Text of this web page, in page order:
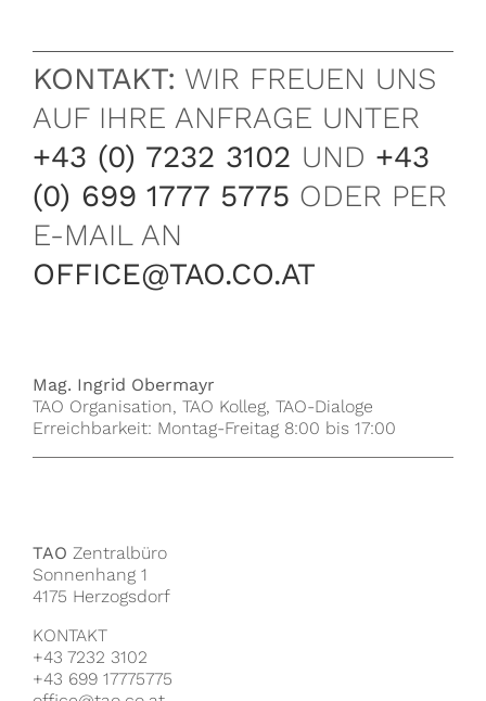
KONTAKT: WIR FREUEN UNS
AUF IHRE ANFRAGE UNTER
+43 (0) 7232 3102 UND +43
(0) 699 1777 5775 ODER PER
E-MAIL AN
OFFICE@TAO.CO.AT
Mag. Ingrid Obermayr
TAO Organisation, TAO Kolleg, TAO-Dialoge
Erreichbarkeit: Montag-Freitag 8:00 bis 17:00
TAO Zentralbüro
Sonnenhang 1
4175 Herzogsdorf
KONTAKT
+43 7232 3102
+43 699 17775775